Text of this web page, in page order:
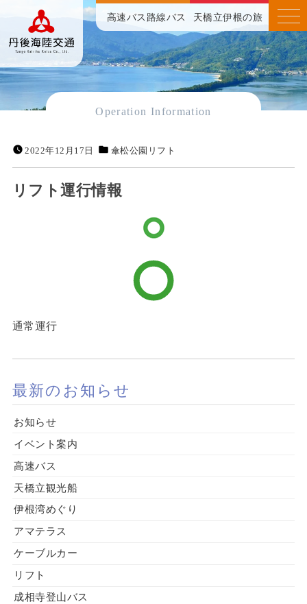
高速バス 路線バス 天橋立伊根の旅
Operation Information
2022年12月17日 傘松公園リフト
リフト運行情報
通常運行
最新のお知らせ
お知らせ
イベント案内
高速バス
天橋立観光船
伊根湾めぐり
アマテラス
ケーブルカー
リフト
成相寺登山バス